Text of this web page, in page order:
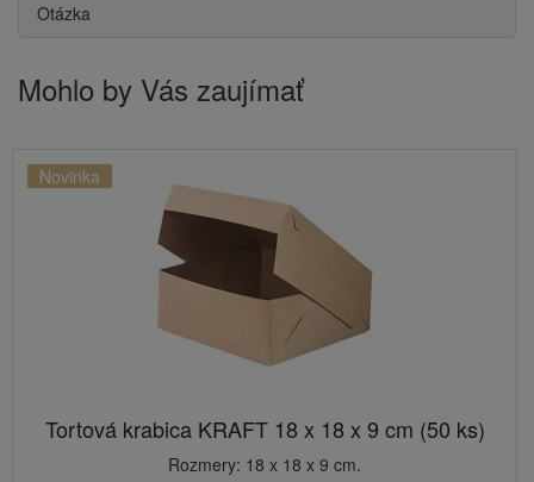
Otázka
Mohlo by Vás zaujímať
Novinka
Tortová krabica KRAFT 18 x 18 x 9 cm (50 ks)
Rozmery: 18 x 18 x 9 cm.